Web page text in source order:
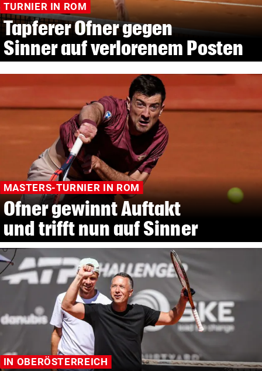
TURNIER IN ROM
Tapferer Ofner gegen
Sinner auf verlorenem Posten
MASTERS-TURNIER IN ROM
Ofner gewinnt Auftakt
und trifft nun auf Sinner
IN OBERÖSTERREICH